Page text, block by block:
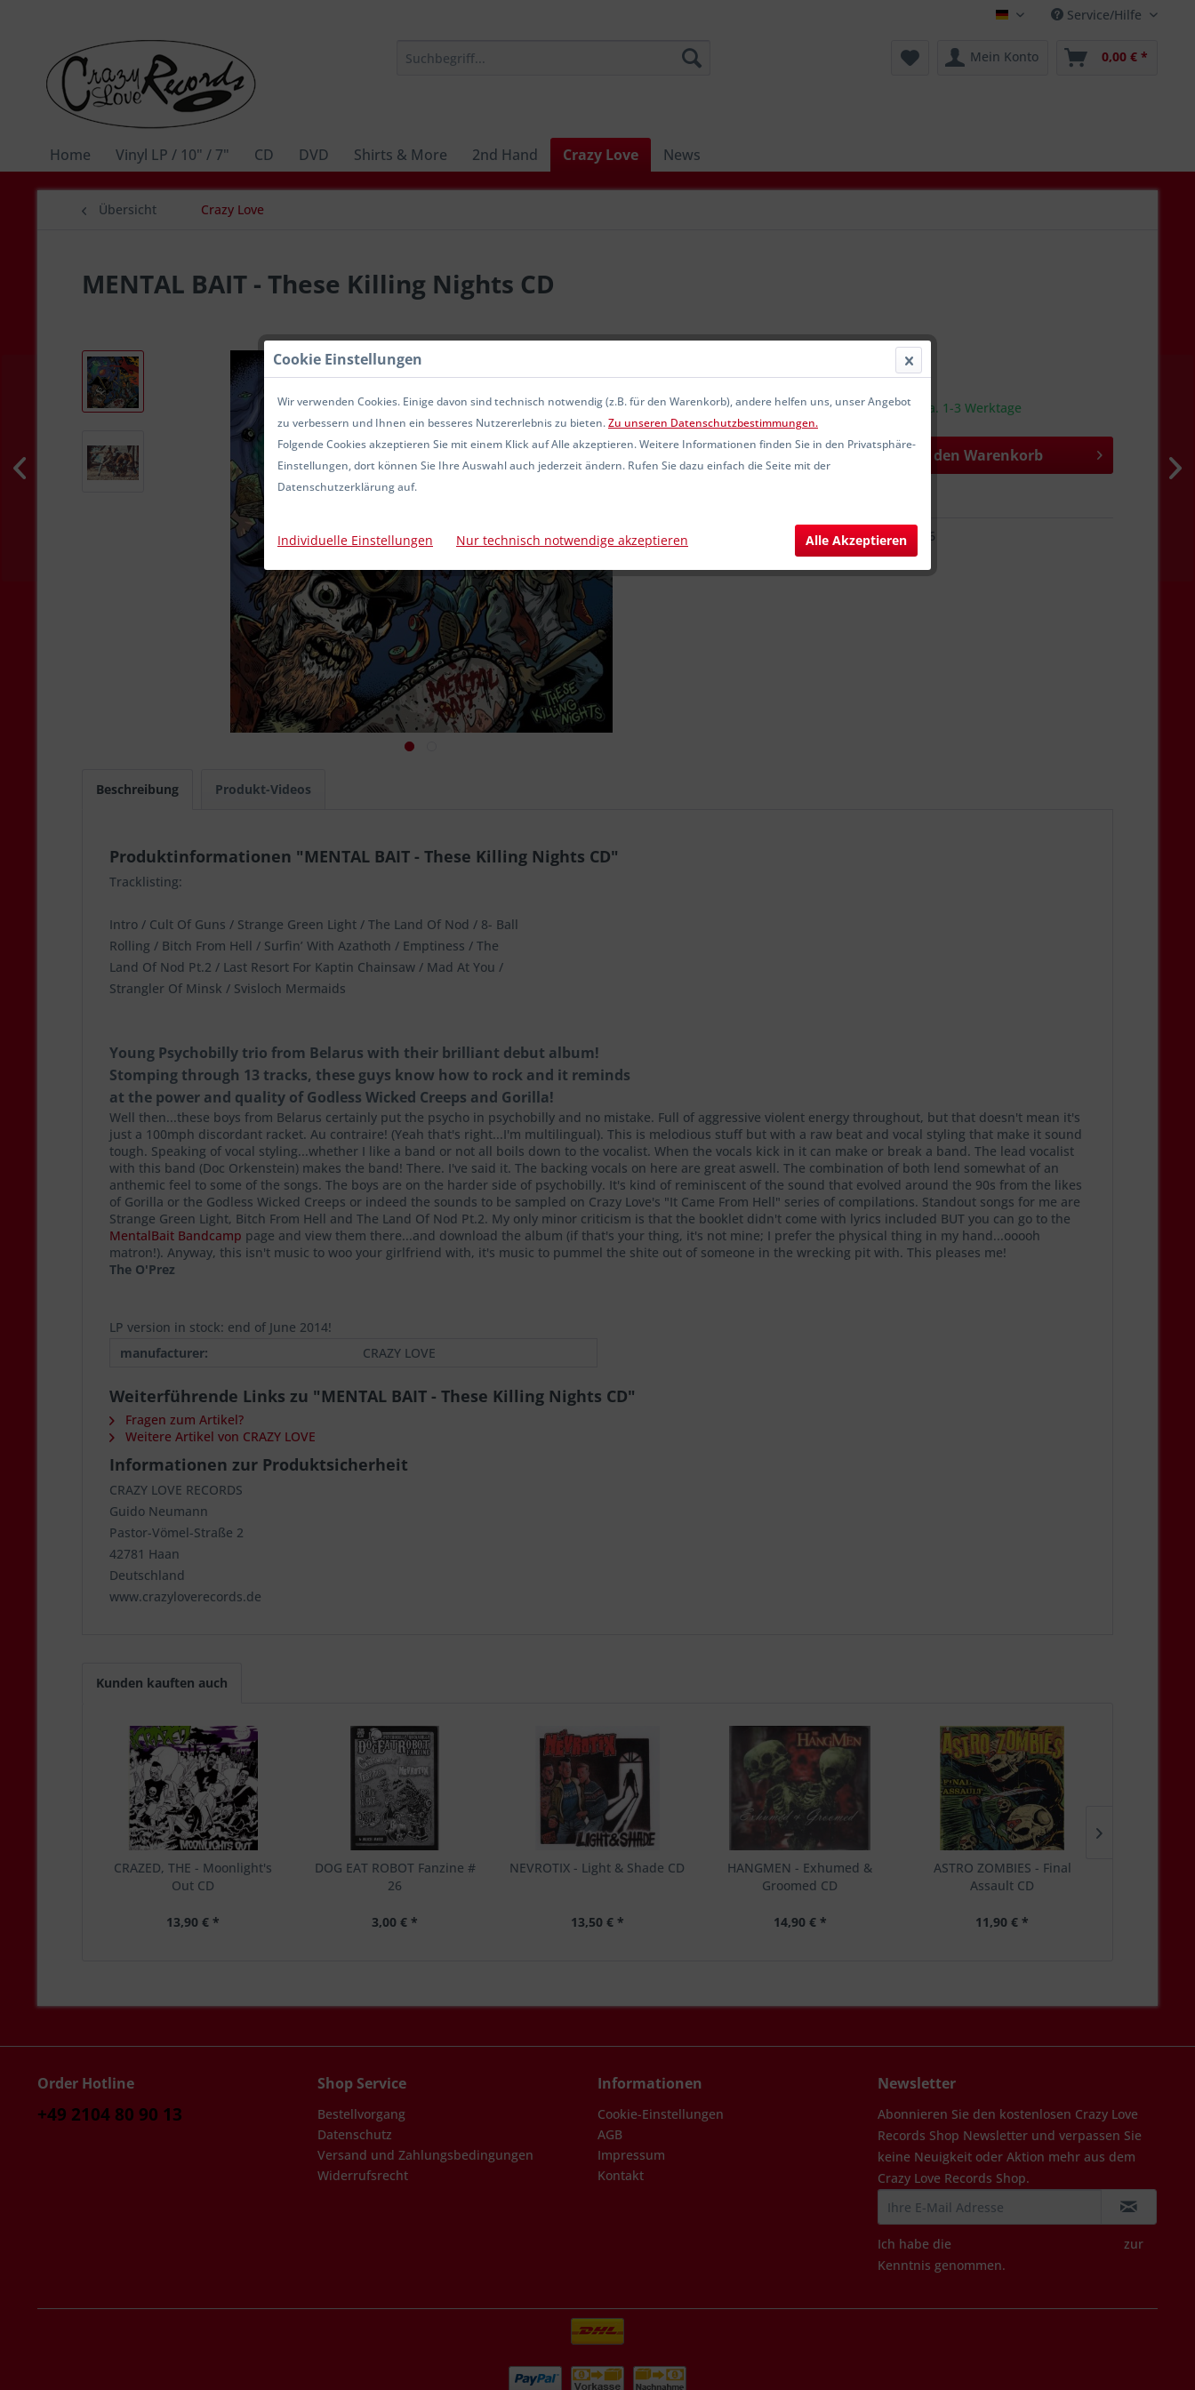
Deutsch Service/Hilfe
Mein Konto 0,00 € *
Home Vinyl LP / 10" / 7" CD DVD Shirts & More 2nd Hand Crazy Love News
Übersicht Crazy Love
MENTAL BAIT - These Killing Nights CD
Sofort versandfertig, Lieferzeit ca. 1-3 Werktage
In den Warenkorb
CLCD64346
Beschreibung Produkt-Videos
Produktinformationen "MENTAL BAIT - These Killing Nights CD"
Tracklisting:
Intro / Cult Of Guns / Strange Green Light / The Land Of Nod / 8- Ball
Rolling / Bitch From Hell / Surfin’ With Azathoth / Emptiness / The
Land Of Nod Pt.2 / Last Resort For Kaptin Chainsaw / Mad At You /
Strangler Of Minsk / Svisloch Mermaids
Young Psychobilly trio from Belarus with their brilliant debut album!
Stomping through 13 tracks, these guys know how to rock and it reminds
at the power and quality of Godless Wicked Creeps and Gorilla!
Well then...these boys from Belarus certainly put the psycho in psychobilly and no mistake. Full of aggressive violent energy throughout, but that doesn't mean it's
just a 100mph discordant racket. Au contraire! (Yeah that's right...I'm multilingual). This is melodious stuff but with a raw beat and vocal styling that make it sound
tough. Speaking of vocal styling...whether I like a band or not all boils down to the vocalist. When the vocals kick in it can make or break a band. The lead vocalist
with this band (Doc Orkenstein) makes the band! There. I've said it. The backing vocals on here are great aswell. The combination of both lend somewhat of an
anthemic feel to some of the songs. The boys are on the harder side of psychobilly. It's kind of reminiscent of the sound that evolved around the 90s from the likes
of Gorilla or the Godless Wicked Creeps or indeed the sounds to be sampled on Crazy Love's "It Came From Hell" series of compilations. Standout songs for me are
Strange Green Light, Bitch From Hell and The Land Of Nod Pt.2. My only minor criticism is that the booklet didn't come with lyrics included BUT you can go to the
MentalBait Bandcamp page and view them there...and download the album (if that's your thing, it's not mine; I prefer the physical thing in my hand...ooooh
matron!). Anyway, this isn't music to woo your girlfriend with, it's music to pummel the shite out of someone in the wrecking pit with. This pleases me!
The O'Prez
LP version in stock: end of June 2014!
manufacturer:
CRAZY LOVE
Weiterführende Links zu "MENTAL BAIT - These Killing Nights CD"
Fragen zum Artikel?
Weitere Artikel von CRAZY LOVE
Informationen zur Produktsicherheit
CRAZY LOVE RECORDS
Guido Neumann
Pastor-Vömel-Straße 2
42781 Haan
Deutschland
www.crazyloverecords.de
Kunden kauften auch
CRAZED, THE - Moonlight's
Out CD
13,90 € *
DOG EAT ROBOT Fanzine #
26
3,00 € *
NEVROTIX - Light & Shade CD
13,50 € *
HANGMEN - Exhumed &
Groomed CD
14,90 € *
ASTRO ZOMBIES - Final
Assault CD
11,90 € *
Order Hotline
+49 2104 80 90 13
Shop Service
Bestellvorgang
Datenschutz
Versand und Zahlungsbedingungen
Widerrufsrecht
Informationen
Cookie-Einstellungen
AGB
Impressum
Kontakt
Newsletter
Abonnieren Sie den kostenlosen Crazy Love
Records Shop Newsletter und verpassen Sie
keine Neuigkeit oder Aktion mehr aus dem
Crazy Love Records Shop.
Ich habe die
zur
Kenntnis genommen.
Cookie Einstellungen
Wir verwenden Cookies. Einige davon sind technisch notwendig (z.B. für den Warenkorb), andere helfen uns, unser Angebot
zu verbessern und Ihnen ein besseres Nutzererlebnis zu bieten.Zu unseren Datenschutzbestimmungen.
Folgende Cookies akzeptieren Sie mit einem Klick auf Alle akzeptieren. Weitere Informationen finden Sie in den Privatsphäre-
Einstellungen, dort können Sie Ihre Auswahl auch jederzeit ändern. Rufen Sie dazu einfach die Seite mit der
Datenschutzerklärung auf.
Individuelle Einstellungen Nur technisch notwendige akzeptieren Alle Akzeptieren